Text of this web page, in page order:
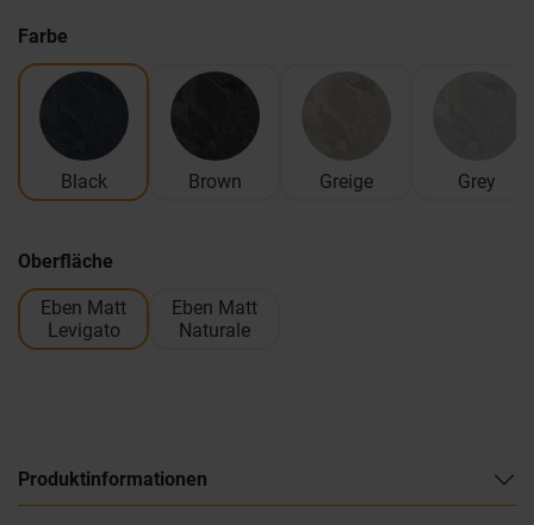
Farbe
Black Brown Greige Grey
Oberfläche
Eben Matt
Levigato
Eben Matt
Naturale
Produktinformationen